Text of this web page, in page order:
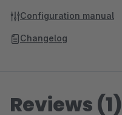
Configuration manual
Changelog
Reviews (1)